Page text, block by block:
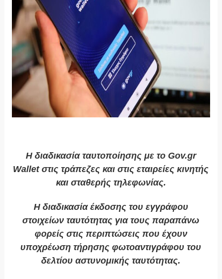
Η διαδικασία ταυτοποίησης με το Gov.gr
Wallet στις τράπεζες και στις εταιρείες κινητής
και σταθερής τηλεφωνίας.
Η διαδικασία έκδοσης του εγγράφου
στοιχείων ταυτότητας για τους παραπάνω
φορείς στις περιπτώσεις που έχουν
υποχρέωση τήρησης φωτοαντιγράφου του
δελτίου αστυνομικής ταυτότητας.